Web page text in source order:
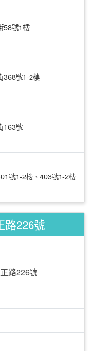
58號1樓
368號1-2樓
163號
號1-2樓、403號1-2樓
路226號
路226號